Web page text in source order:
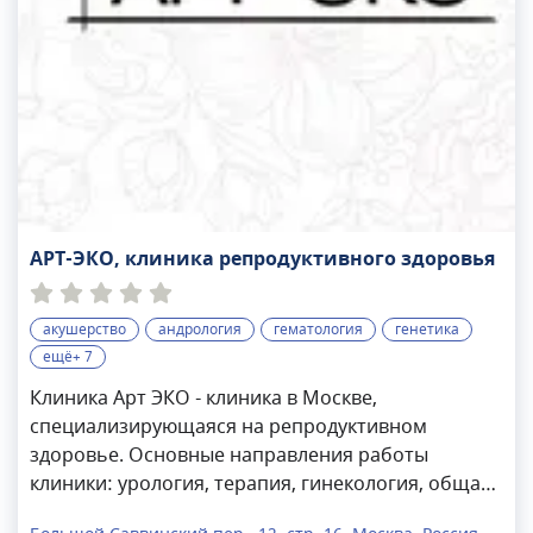
АРТ-ЭКО, клиника репродуктивного здоровья
акушерство андрология гематология
генетика
ещё+ 7
Клиника Арт ЭКО - клиника в Москве,
специализирующаяся на репродуктивном
здоровье. Основные направления работы
клиники: урология, терапия, гинекология, общая